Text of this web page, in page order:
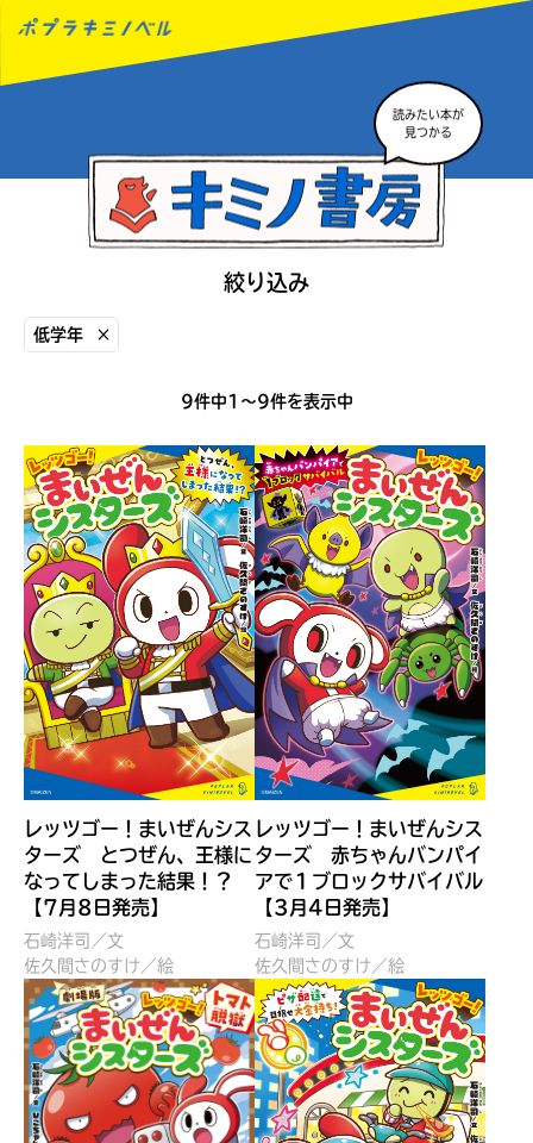
読みたい本が
見つかる
本を飛び出して
みんなとおしゃべり
できる掲示板
本を飛び出して
みんなとおしゃべり
できる掲示板
読みたい本が
見つかる
絞り込み
低学年 ×
9件中1〜9件を表示中
レッツゴー！まいぜんシス
ターズ とつぜん、王様に
なってしまった結果！？
【7月8日発売】
石崎洋司／文
佐久間さのすけ／絵
レッツゴー！まいぜんシス
ターズ 赤ちゃんバンパイ
アで１ブロックサバイバル
【3月4日発売】
石崎洋司／文
佐久間さのすけ／絵